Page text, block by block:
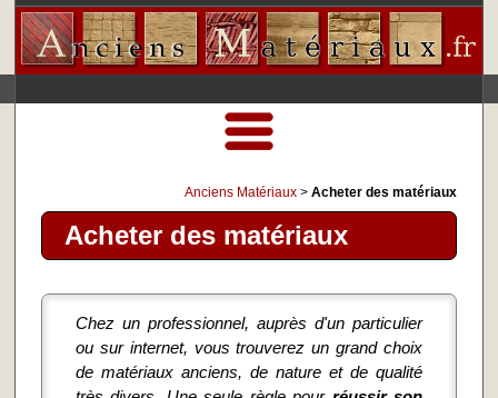
Anciens Matériaux >Acheter des matériaux
Acheter des matériaux
Chez un professionnel, auprès d'un particulier
ou sur internet, vous trouverez un grand choix
de matériaux anciens, de nature et de qualité